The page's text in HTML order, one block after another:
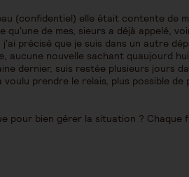
(confidentiel) elle était contente de
de mes, sieurs a déjà appelé,
précisé que je suis dans un autre
aucune nouvelle sachant quaujourd
dernier, suis restée plusieurs jours
prendre le relais, plus possible
pour bien gérer la situation ? Chaque